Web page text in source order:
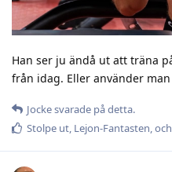
Han ser ju ändå ut att träna
från idag. Eller använder
Jockesvarade på detta.
Stolpe ut, Lejon-Fantasten, och